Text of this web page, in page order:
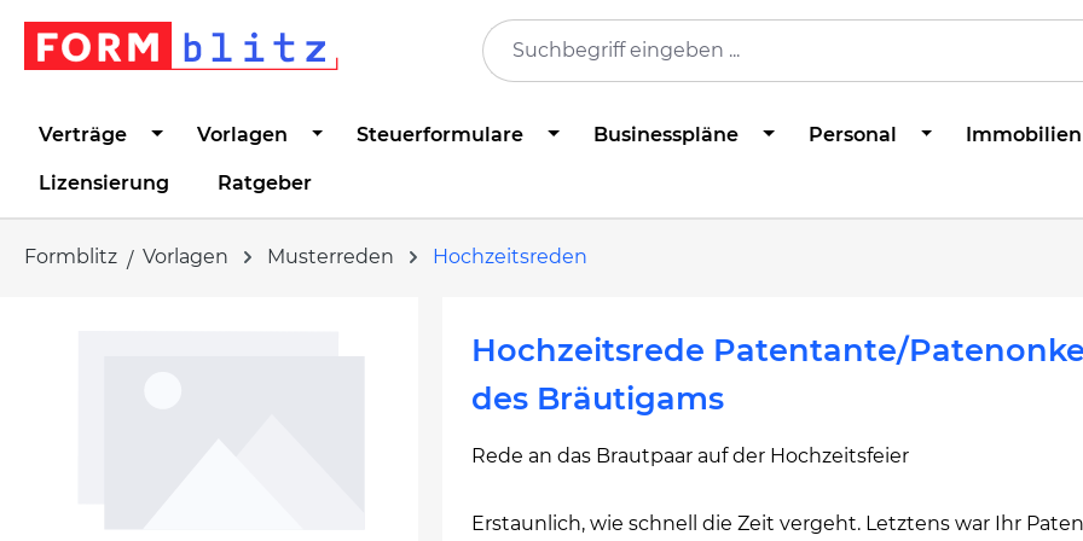
Zur Hauptnavigation springen
Verträge Vorlagen Steuerformulare Businesspläne Personal Immobilien
Lizensierung Ratgeber
Formblitz Vorlagen Musterreden Hochzeitsreden
Hochzeitsrede Patentante/
des Bräutigams
Rede an das Brautpaar auf der Hochzeitsfeier
Erstaunlich, wie schnell die Zeit vergeht. Letztens war Ihr